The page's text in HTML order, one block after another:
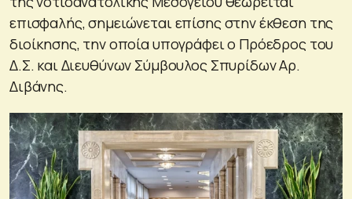
επισφαλής, σημειώνεται επίσης στην έκθεση της
διοίκησης, την οποία υπογράφει o Πρόεδρος του
Δ.Σ. και Διευθύνων Σύμβουλος Σπυρίδων Αρ.
Διβάνης.